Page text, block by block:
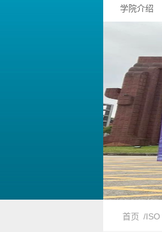
学院介绍
首页 /ISO